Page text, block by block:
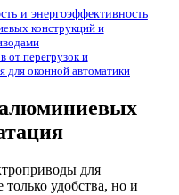
и энергоэффективность
конструкций и
от перегрузок и
для оконной автоматики
для
удобства, но и